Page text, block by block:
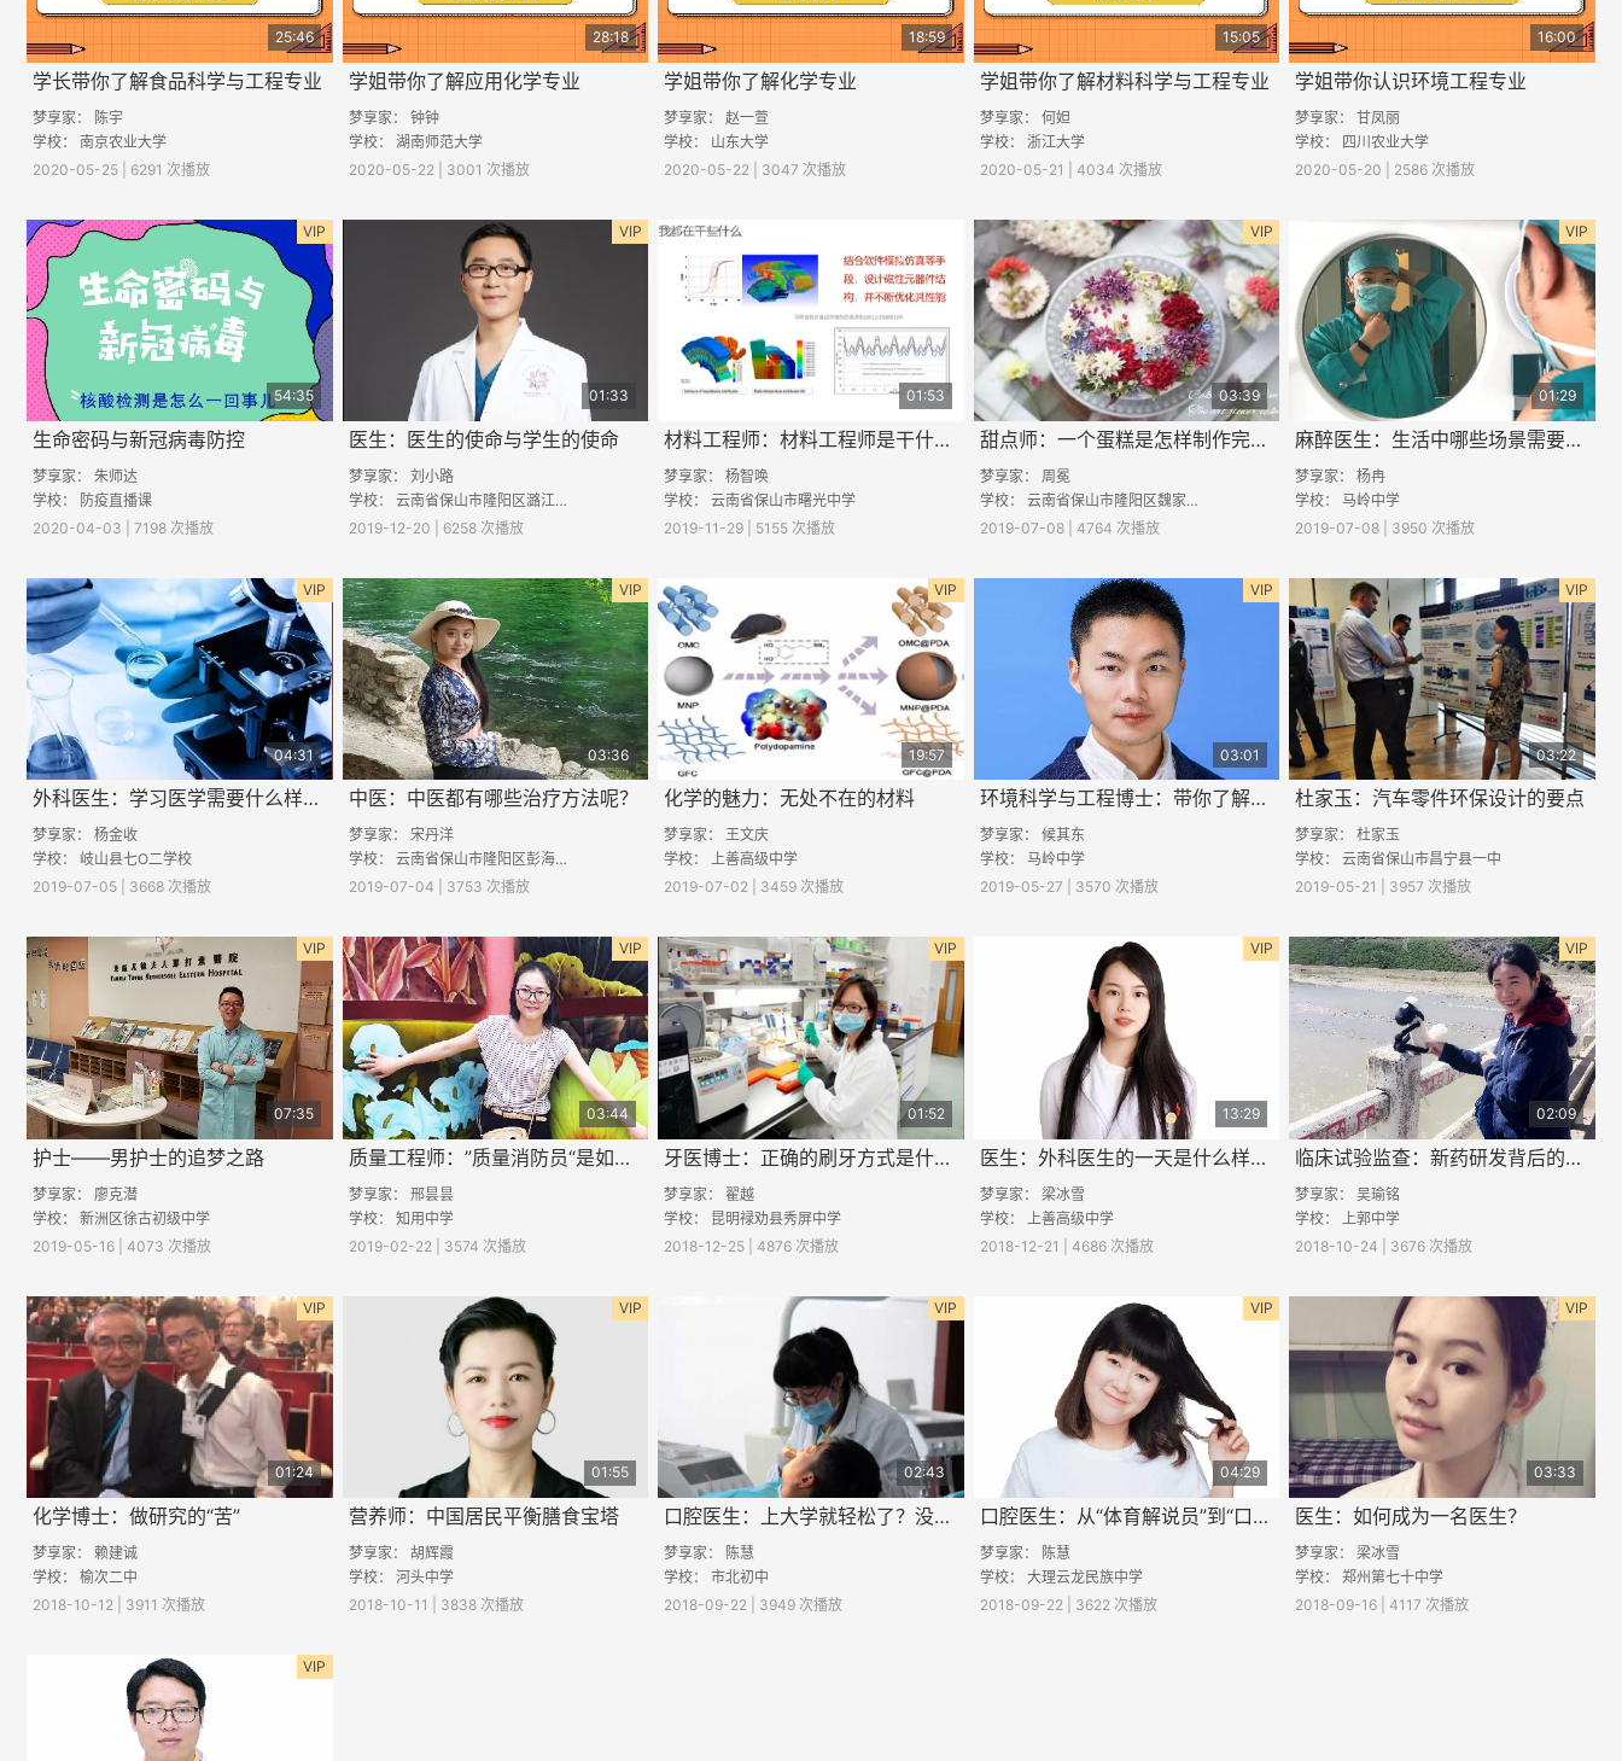
25:46
学长带你了解食品科学与工程专业
梦享家： 陈宇
学校： 南京农业大学
2020-05-25 | 6291 次播放
28:18
学姐带你了解应用化学专业
梦享家： 钟钟
学校： 湖南师范大学
2020-05-22 | 3001 次播放
18:59
学姐带你了解化学专业
梦享家： 赵一萱
学校： 山东大学
2020-05-22 | 3047 次播放
15:05
学姐带你了解材料科学与工程专业
梦享家： 何妲
学校： 浙江大学
2020-05-21 | 4034 次播放
16:00
学姐带你认识环境工程专业
梦享家： 甘凤丽
学校： 四川农业大学
2020-05-20 | 2586 次播放
VIP
54:35
生命密码与新冠病毒防控
梦享家： 朱师达
学校： 防疫直播课
2020-04-03 | 7198 次播放
VIP
01:33
医生：医生的使命与学生的使命
梦享家： 刘小路
学校： 云南省保山市隆阳区潞江镇初级中学
2019-12-20 | 6258 次播放
01:53
材料工程师：材料工程师是干什么的
梦享家：杨智唤
学校：云南省保山市曙光中学
2019-11-29 | 5155 次播放
VIP
03:39
甜点师：一个蛋糕是怎样制作完成的
梦享家： 周冕
学校： 云南省保山市隆阳区魏家中学
2019-07-08 | 4764 次播放
VIP
01:29
麻醉医生：生活中哪些场景需要麻醉医生
梦享家：杨冉
学校：马岭中学
2019-07-08 | 3950 次播放
VIP
04:31
外科医生：学习医学需要什么样的素质呢？
梦享家： 杨金收
学校： 岐山县七O二学校
2019-07-05 | 3668 次播放
VIP
03:36
中医：中医都有哪些治疗方法呢？
梦享家： 宋丹洋
学校： 云南省保山市隆阳区彭海中学
2019-07-04 | 3753 次播放
VIP
19:57
化学的魅力：无处不在的材料
梦享家：王文庆
学校：上善高级中学
2019-07-02 | 3459 次播放
VIP
03:01
环境科学与工程博士：带你了解PM2.5
梦享家： 候其东
学校： 马岭中学
2019-05-27 | 3570 次播放
VIP
03:22
杜家玉：汽车零件环保设计的要点
梦享家：杜家玉
学校：云南省保山市昌宁县一中
2019-05-21 | 3957 次播放
VIP
07:35
护士——男护士的追梦之路
梦享家：
廖克潜
学校： 新洲区徐古初级中学
2019-05-16 | 4073 次播放
VIP
03:44
质量工程师：”质量消防员“是如何工作的
梦享家： 邢昙昙
学校： 知用中学
2019-02-22 | 3574 次播放
VIP
01:52
牙医博士：正确的刷牙方式是什么样的？
梦享家：翟越
学校： 昆明禄劝县秀屏中学
2018-12-25 | 4876 次播放
VIP
13:29
医生：外科医生的一天是什么样的？
梦享家： 梁冰雪
学校：
上善高级中学
2018-12-21 | 4686 次播放
VIP
02:09
临床试验监查：新药研发背后的耕耘者
梦享家：吴瑜铭
学校：
上郭中学
2018-10-24 | 3676 次播放
VIP
01:24
化学博士：做研究的“苦”
梦享家： 赖建诚
学校： 榆次二中
2018-10-12 | 3911 次播放
VIP
01:55
营养师：中国居民平衡膳食宝塔
梦享家： 胡辉霞
学校： 河头中学
2018-10-11 | 3838 次播放
VIP
02:43
口腔医生：上大学就轻松了？没有的事儿！
梦享家：
陈慧
学校： 市北初中
2018-09-22 | 3949 次播放
VIP
04:29
口腔医生：从“体育解说员”到“口腔医生”
梦享家：
陈慧
学校： 大理云龙民族中学
2018-09-22 | 3622 次播放
VIP
03:33
医生：如何成为一名医生？
梦享家：梁冰雪
学校：郑州第七十中学
2018-09-16 | 4117 次播放
VIP